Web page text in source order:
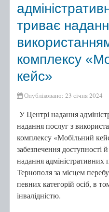
триває
комплексу
кейс»
Опубліковано: 23 січня 2024
У Центрі надання
надання послуг з
комплексу «Мобільний
забезпечення доступності
надання адміністративних
Тернополя за місцем
певних категорій осіб, в
інвалідністю.